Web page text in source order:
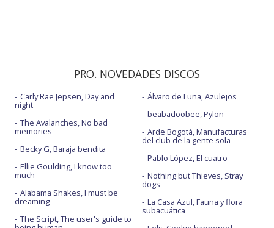
PRO. NOVEDADES DISCOS
Carly Rae Jepsen, Day and
night
The Avalanches, No bad
memories
Becky G, Baraja bendita
Ellie Goulding, I know too
much
Alabama Shakes, I must be
dreaming
The Script, The user's guide to
Álvaro de Luna, Azulejos
beabadoobee, Pylon
Arde Bogotá, Manufacturas
del club de la gente sola
Pablo López, El cuatro
Nothing but Thieves, Stray
dogs
La Casa Azul, Fauna y flora
subacuática